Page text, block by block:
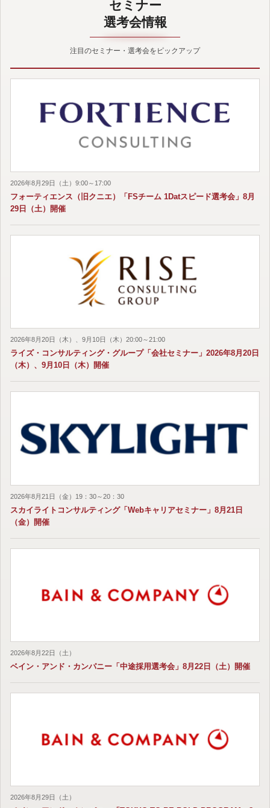
セミナー
選考会情報
注目のセミナー・選考会をピックアップ
2026年8月29日（土）9:00～17:00
フォーティエンス（旧クニエ）「FSチーム 1Datスピード選考会」8月
29日（土）開催
2026年8月20日（木）、9月10日（木）20:00～21:00
ライズ・コンサルティング・グループ「会社セミナー」2026年8月20日
（木）、9月10日（木）開催
2026年8月21日（金）19：30～20：30
スカイライトコンサルティング「Webキャリアセミナー」8月21日
（金）開催
2026年8月22日（土）
ベイン・アンド・カンパニー「中途採用選考会」8月22日（土）開催
2026年8月29日（土）